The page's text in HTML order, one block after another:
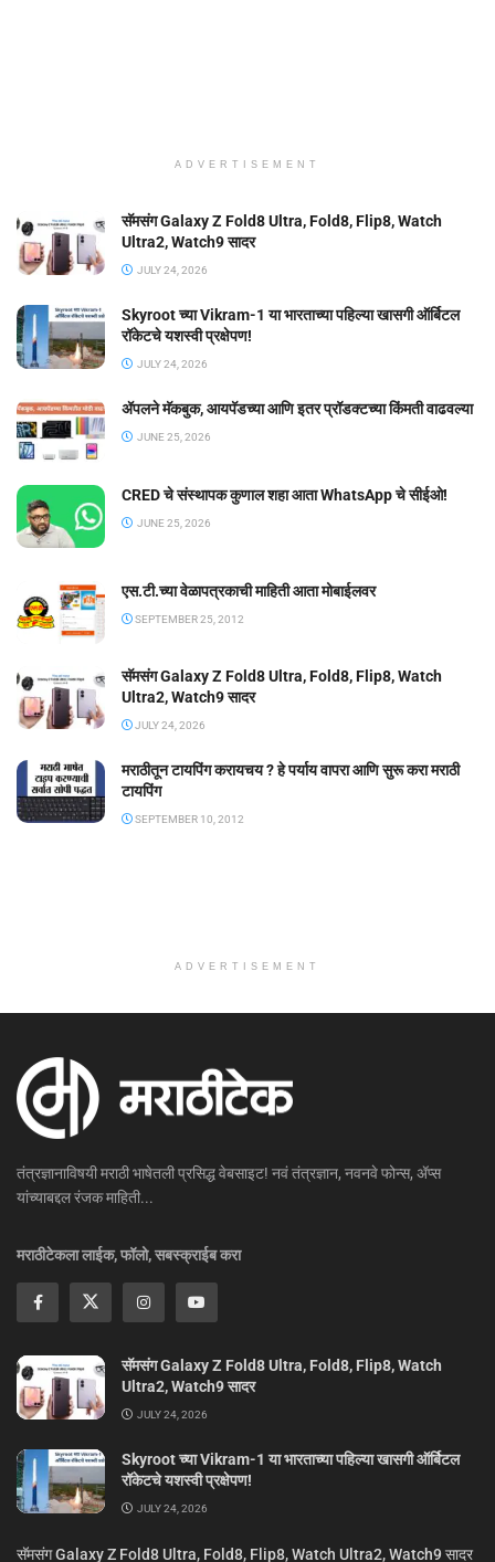
ADVERTISEMENT
सॅमसंग Galaxy Z Fold8 Ultra, Fold8, Flip8, Watch
Ultra2, Watch9 सादर
JULY 24, 2026
Skyroot च्या Vikram-1 या भारताच्या पहिल्या खासगी ऑर्बिटल
रॉकेटचे यशस्वी प्रक्षेपण!
JULY 24, 2026
ॲपलने मॅकबुक, आयपॅडच्या आणि इतर प्रॉडक्टच्या किंमती वाढवल्या
JUNE 25, 2026
CRED चे संस्थापक कुणाल शहा आता WhatsApp चे सीईओ!
JUNE 25, 2026
एस.टी.च्या वेळापत्रकाची माहिती आता मोबाईलवर
SEPTEMBER 25, 2012
सॅमसंग Galaxy Z Fold8 Ultra, Fold8, Flip8, Watch
Ultra2, Watch9 सादर
JULY 24, 2026
मराठीतून टायपिंग करायचय ? हे पर्याय वापरा आणि सुरू करा मराठी
टायपिंग
SEPTEMBER 10, 2012
ADVERTISEMENT
तंत्रज्ञानाविषयी मराठी भाषेतली प्रसिद्ध वेबसाइट! नवं तंत्रज्ञान, नवनवे फोन्स, ॲप्स
यांच्याबद्दल रंजक माहिती...
मराठीटेकला लाईक, फॉलो, सबस्क्राईब करा
सॅमसंग Galaxy Z Fold8 Ultra, Fold8, Flip8, Watch
Ultra2, Watch9 सादर
JULY 24, 2026
Skyroot च्या Vikram-1 या भारताच्या पहिल्या खासगी ऑर्बिटल
रॉकेटचे यशस्वी प्रक्षेपण!
JULY 24, 2026
सॅमसंग Galaxy Z Fold8 Ultra, Fold8, Flip8, Watch Ultra2, Watch9 सादर